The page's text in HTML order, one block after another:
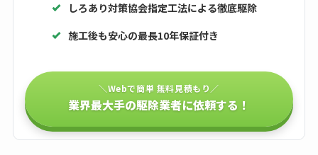
しろあり対策協会指定工法による徹底駆除
施工後も安心の最長10年保証付き
＼Webで簡単 無料見積もり／
業界最大手の駆除業者に依頼する！